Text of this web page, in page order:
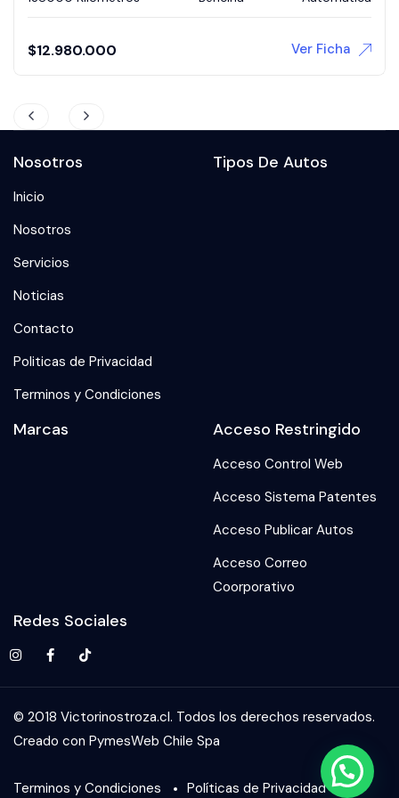
Ver Ficha 3.580.000
Nosotros
Inicio
Nosotros
Servicios
Noticias
Contacto
Politicas de Privacidad
Terminos y Condiciones
Tipos De Autos
Marcas Acceso Restringido
Acceso Control Web
Acceso Sistema Patentes
Acceso Publicar Autos
Acceso Correo
Coorporativo
Redes Sociales
© 2018 Victorinostroza.cl. Todos los derechos reservados.
Creado con PymesWeb Chile Spa
Terminos y Condiciones Políticas de Privacidad